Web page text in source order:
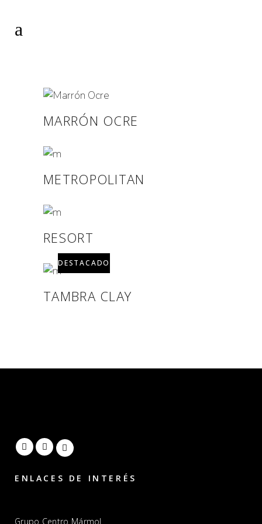
MARRÓN OCRE
METROPOLITAN
RESORT
DESTACADO
TAMBRA CLAY
ENLACES DE INTERÉS
Grupo Centro Mármol